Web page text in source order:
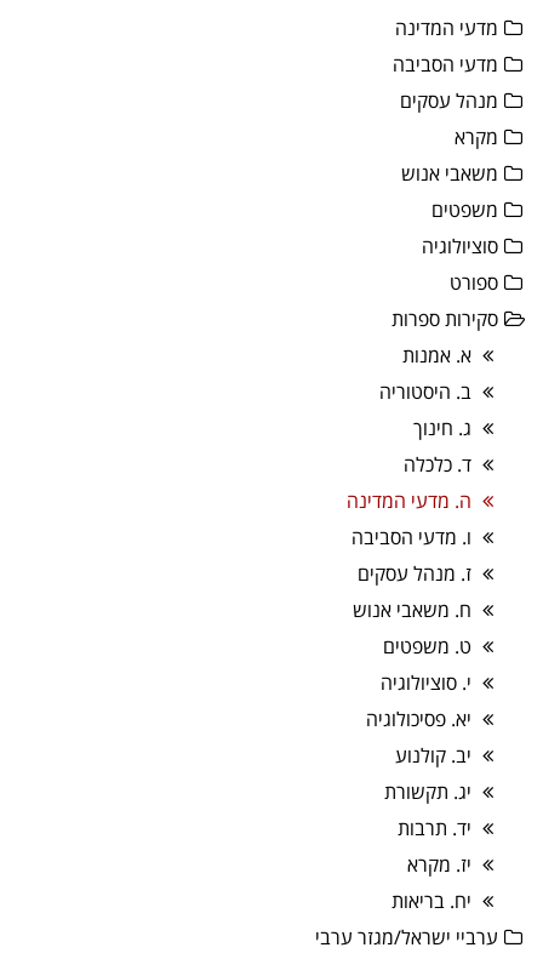
מדעי המדינה
מדעי הסביבה
מנהל עסקים
מקרא
משאבי אנוש
משפטים
סוציולוגיה
ספורט
סקירות ספרות
א. אמנות
ב. היסטוריה
ג. חינוך
ד. כלכלה
ה. מדעי המדינה
ו. מדעי הסביבה
ז. מנהל עסקים
ח. משאבי אנוש
ט. משפטים
י. סוציולוגיה
יא. פסיכולוגיה
יב. קולנוע
יג. תקשורת
יד. תרבות
יז. מקרא
יח. בריאות
ערביי ישראל/מגזר ערבי